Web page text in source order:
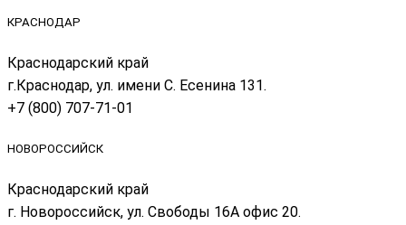
КРАСНОДАР
Краснодарский край
г.Краснодар, ул. имени С. Есенина 131.
+7 (800) 707-71-01
НОВОРОССИЙСК
Краснодарский край
г. Новороссийск, ул. Свободы 16А офис 20.